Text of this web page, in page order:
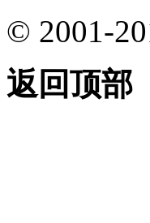
© 2001-
返回顶部